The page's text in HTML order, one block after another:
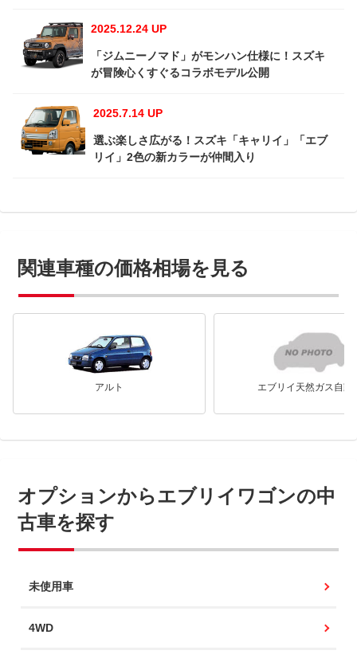
2025.12.24 UP
「ジムニーノマド」がモンハン仕様に！スズキ
が冒険心くすぐるコラボモデル公開
2025.7.14 UP
選ぶ楽しさ広がる！スズキ「キャリイ」「エブ
リイ」2色の新カラーが仲間入り
関連車種の価格相場を見る
アルト エブリイ天然ガス自動
オプションからエブリイワゴンの中
古車を探す
未使用車
4WD